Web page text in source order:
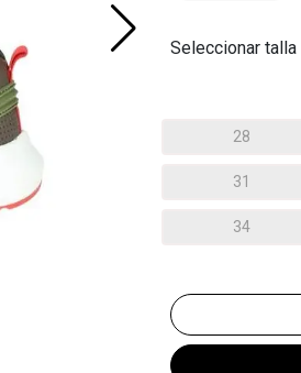
Seleccionar talla
28
31
34